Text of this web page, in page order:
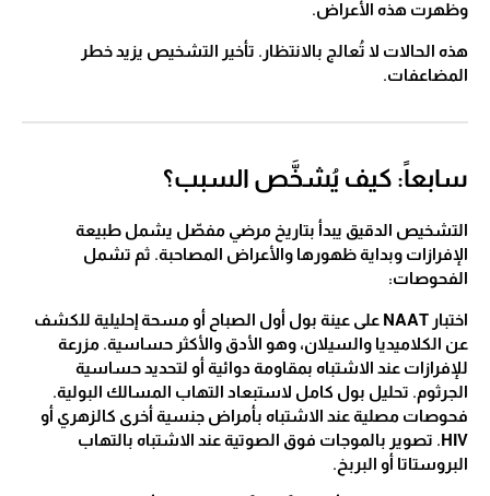
وظهرت هذه الأعراض.
هذه الحالات لا تُعالج بالانتظار. تأخير التشخيص يزيد خطر
المضاعفات.
سابعاً: كيف يُشخَّص السبب؟
التشخيص الدقيق يبدأ بتاريخ مرضي مفصّل يشمل طبيعة
الإفرازات وبداية ظهورها والأعراض المصاحبة. ثم تشمل
الفحوصات:
اختبار NAAT على عينة بول أول الصباح أو مسحة إحليلية للكشف
عن الكلاميديا والسيلان، وهو الأدق والأكثر حساسية. مزرعة
للإفرازات عند الاشتباه بمقاومة دوائية أو لتحديد حساسية
الجرثوم. تحليل بول كامل لاستبعاد التهاب المسالك البولية.
فحوصات مصلية عند الاشتباه بأمراض جنسية أخرى كالزهري أو
HIV. تصوير بالموجات فوق الصوتية عند الاشتباه بالتهاب
البروستاتا أو البربخ.